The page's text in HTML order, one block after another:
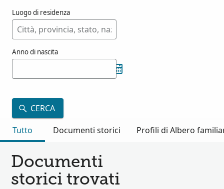
Luogo di residenza
Anno di nascita
CERCA
Tutto
Documenti storici Profili di Albero
Documenti
storici trovati